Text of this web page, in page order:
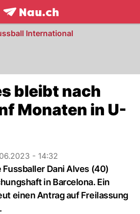
frontpage.NAU.ch
International
bleibt nach
Monaten in U-
- 14:32
Dani Alves (40)
in Barcelona. Ein
einen Antrag auf Freilassung